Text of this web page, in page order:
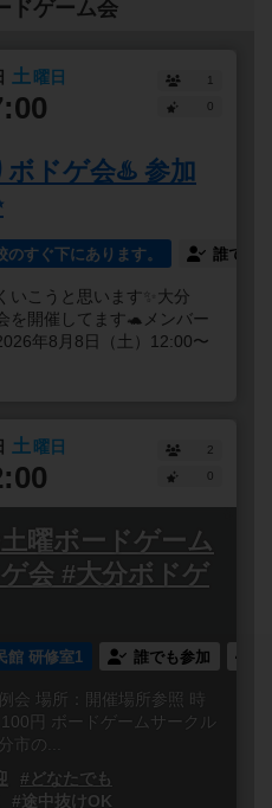
ドゲーム会
土 曜日
1
0
ボドゲ会♨️ 参加
のすぐ下にあります。 誰でも
いこうと思います✨大分
を開催してます🐢メンバー
年8月8日（土）12:00〜
土 曜日
2
0
曜ボードゲーム
会 #大分ボドゲ
館 研修室1 誰でも参加
会 場所：開催場所参照 時
円 ボードゲームサークル
市の...
#どなたでも
#途中抜けOK